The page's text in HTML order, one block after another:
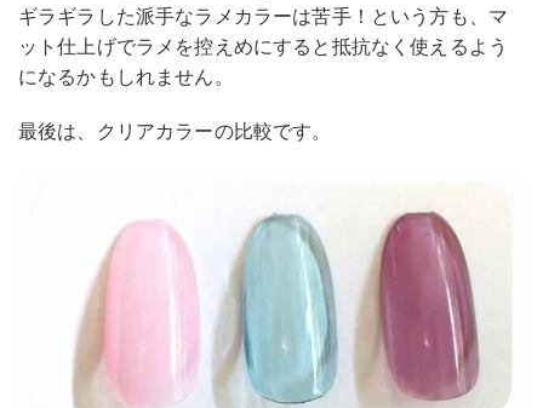
ギラギラした派手なラメカラーは苦手！という方も、マ
ット仕上げでラメを控えめにすると抵抗なく使えるよう
になるかもしれません。
最後は、クリアカラーの比較です。